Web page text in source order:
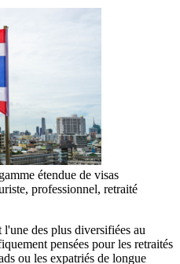
étendue de visas
professionnel, retraité
des plus diversifiées au
pensées pour les retraités
ou les expatriés de longue